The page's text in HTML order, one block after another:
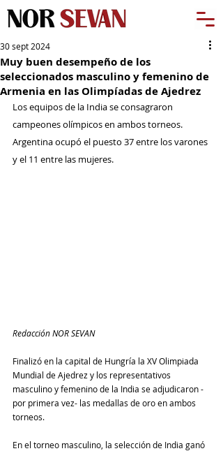
Muy buen desempeño de los
seleccionados masculino y femenino de
Armenia en las Olimpíadas de Ajedrez
30 sept 2024
Los equipos de la India se consagraron
campeones olímpicos en ambos torneos.
Argentina ocupó el puesto 37 entre los varones
y el 11 entre las mujeres.
Redacción NOR SEVAN
Finalizó en la capital de Hungría la XV Olimpiada
Mundial de Ajedrez y los representativos
masculino y femenino de la India se adjudicaron -
por primera vez- las medallas de oro en ambos
torneos.
En el torneo masculino, la selección de India ganó